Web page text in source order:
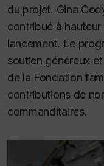
du projet. Gina
contribué à
lancement. Le
soutien généreux
de la Fondation
contributions de
commanditaires.